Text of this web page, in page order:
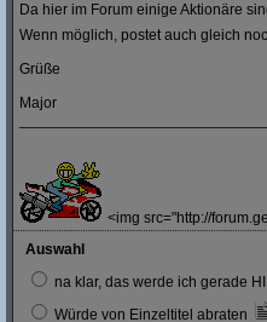
Da hier im Forum einige Aktionäre
Wenn möglich, postet auch gleich
Grüße
Major
<img src="http://
Auswahl
na klar, das werde ich gerade
Würde von Einzeltitel abraten